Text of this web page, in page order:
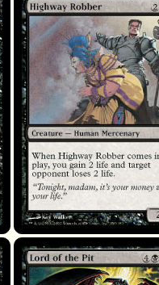
Bandit de grand chemin
Seigneur de l'abîme // Lige de la